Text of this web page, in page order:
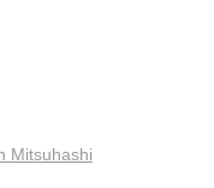
Mitsuhashi